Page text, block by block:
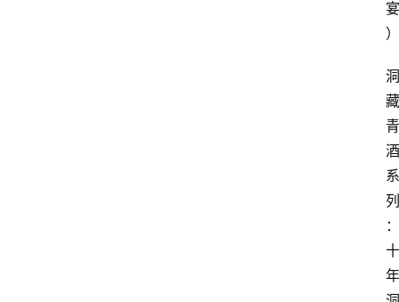
宴
）
洞
藏
青
酒
系
列
：
十
年